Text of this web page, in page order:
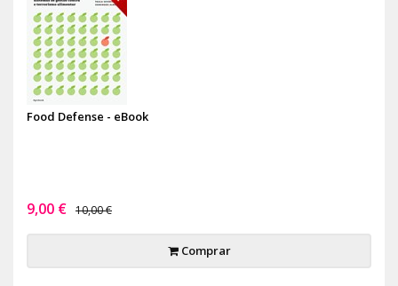
Food Defense - eBook
9,00 € 10,00 €
Comprar